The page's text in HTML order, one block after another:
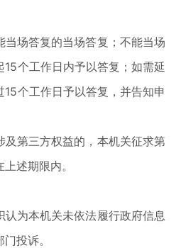
当场答复的当场答复；不能当场
个工作日内予以答复；如需延
个工作日予以答复，并告知申
及第三方权益的，本机关征求第
述期限内。
认为本机关未依法履行政府信息
投诉。